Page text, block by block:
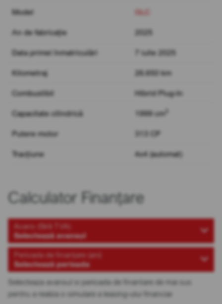
Model GLC
An de fabricație 2025
Data primei înmatriculări 7 iulie 2025
Kilometraj 26.650 km
Combustibil Hibrid Plug-In
Capacitate cilindrică 1999 cm
Putere motor 313 CP
Tracțiune 4x4 (automat)
Calculator Finanțare
Avans (fără TVA)
Selectează avansul
Perioada de finanțare (ani)
Selectează perioada
Selecteaza avansul si perioada de finantare de mai sus
pentru a realiza o simulare a leasing-ului financiar.